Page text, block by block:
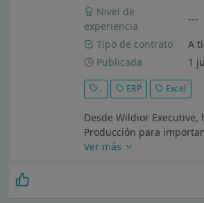
Nivel de
experiencia
---
Tipo de contrato
A
Publicada
1
. ERP Excel
Desde Wildior
Producción para
Ver más